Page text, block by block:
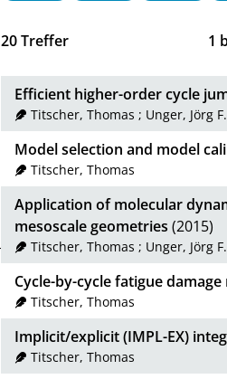
20Treffer 1
Efficient higher-order cycle
Titscher, Thomas ; Unger, Jörg F.
Model selection and model
Titscher, Thomas
Application of molecular
mesoscale geometries (2015)
Titscher, Thomas ; Unger, Jörg F.
Cycle-by-cycle fatigue
Titscher, Thomas
Implicit/explicit (IMPL-EX)
Titscher, Thomas